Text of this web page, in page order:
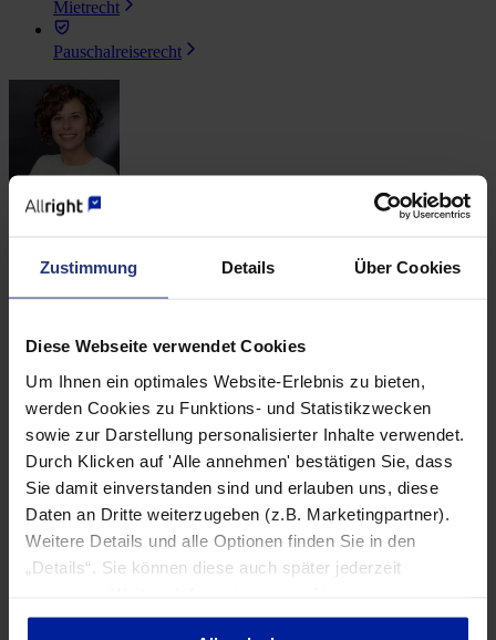
Zustimmung Details Über Cookies
Diese Webseite verwendet Cookies
Um Ihnen ein optimales Website-Erlebnis zu bieten,
werden Cookies zu Funktions- und Statistikzwecken
sowie zur Darstellung personalisierter Inhalte verwendet.
Durch Klicken auf 'Alle annehmen' bestätigen Sie, dass
Sie damit einverstanden sind und erlauben uns, diese
Daten an Dritte weiterzugeben (z.B. Marketingpartner).
Weitere Details und alle Optionen finden Sie in den
„Details“. Sie können diese auch später jederzeit
unsererDatenschutzerklärungzu finden.
Mietrecht
Pauschalreiserecht
Mara Zatti
Ansprechpartnerin für Presseanfragen
Felix Höfermann
Ansprechpartner für Presseanfragen
presse@allright.de
sales@allright.de